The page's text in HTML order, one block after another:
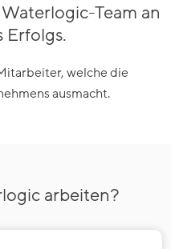
Team an
Erfolgs.
welche die
ausmacht.
arbeiten?